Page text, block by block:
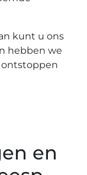
kunt u ons
hebben we
ontstoppen
en